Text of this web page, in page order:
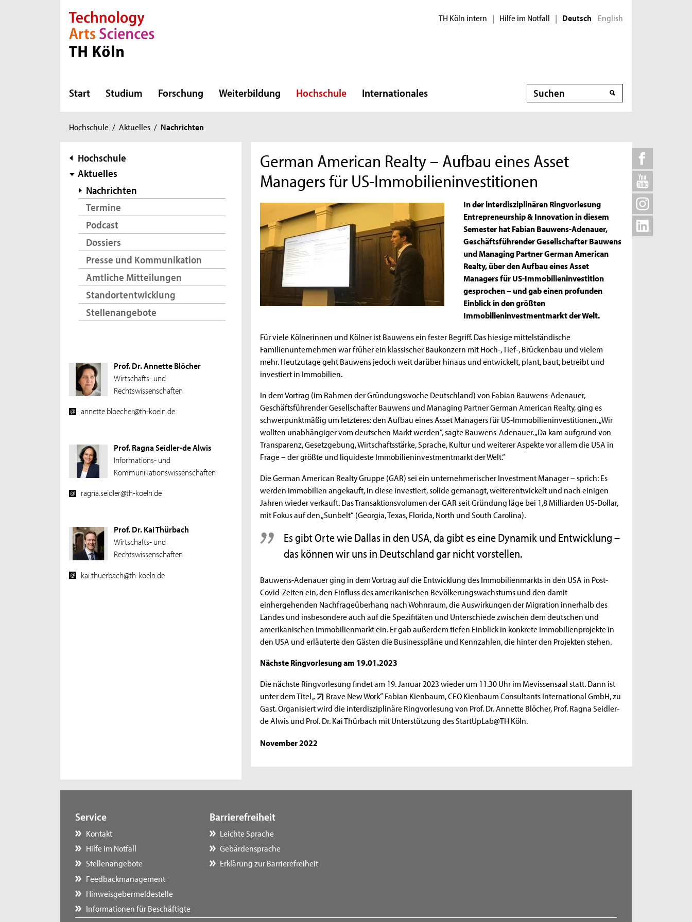
Direkt zur Hauptnavigation
Direkt zur Subnavigation
Direkt zum Inhalt
Direkt zum Fußbereich TH Köln intern | Hilfe im Notfall | Deutsch English
Start Studium Forschung Weiterbildung Hochschule Internationales Suche
Sie
hier:
Hochschule / Aktuelles / Nachrichten
Subnavigation
Hochschule
Aktuelles
Nachrichten
Termine
Podcast
Dossiers
Presse und Kommunikation
Amtliche Mitteilungen
Standortentwicklung
Stellenangebote
Prof. Dr. Annette Blöcher
Wirtschafts- und
Rechtswissenschaften
annette.bloecher@th-koeln.de
Prof. Ragna Seidler-de Alwis
Informations- und
Kommunikationswissenschaften
ragna.seidler@th-koeln.de
Prof. Dr. Kai Thürbach
Wirtschafts- und
Rechtswissenschaften
kai.thuerbach@th-koeln.de
German American Realty – Aufbau eines Asset
Managers für US-Immobilieninvestitionen
In der interdisziplinären Ringvorlesung
Entrepreneurship & Innovation in diesem
Semester hat Fabian Bauwens-Adenauer,
Geschäftsführender Gesellschafter Bauwens
und Managing Partner German American
Realty, über den Aufbau eines Asset
Managers für US-Immobilieninvestition
gesprochen – und gab einen profunden
Einblick in den größten
Immobilieninvestmentmarkt der Welt.
Für viele Kölnerinnen und Kölner ist Bauwens ein fester Begriff. Das hiesige mittelständische
Familienunternehmen war früher ein klassischer Baukonzern mit Hoch-, Tief-, Brückenbau und vielem
mehr. Heutzutage geht Bauwens jedoch weit darüber hinaus und entwickelt, plant, baut, betreibt und
investiert in Immobilien.
In dem Vortrag (im Rahmen der Gründungswoche Deutschland) von Fabian Bauwens-Adenauer,
Geschäftsführender Gesellschafter Bauwens und Managing Partner German American Realty, ging es
schwerpunktmäßig um letzteres: den Aufbau eines Asset Managers für US-Immobilieninvestitionen. „Wir
wollten unabhängiger vom deutschen Markt werden“, sagte Bauwens-Adenauer. „Da kam aufgrund von
Transparenz, Gesetzgebung, Wirtschaftsstärke, Sprache, Kultur und weiterer Aspekte vor allem die USA in
Frage – der größte und liquideste Immobilieninvestmentmarkt der Welt.“
Die German American Realty Gruppe (GAR) sei ein unternehmerischer Investment Manager – sprich: Es
werden Immobilien angekauft, in diese investiert, solide gemanagt, weiterentwickelt und nach einigen
Jahren wieder verkauft. Das Transaktionsvolumen der GAR seit Gründung läge bei 1,8 Milliarden US-Dollar,
mit Fokus auf den „Sunbelt“ (Georgia, Texas, Florida, North und South Carolina).
Es gibt Orte wie Dallas in den USA, da gibt es eine Dynamik und Entwicklung –
das können wir uns in Deutschland gar nicht vorstellen.
Bauwens-Adenauer ging in dem Vortrag auf die Entwicklung des Immobilienmarkts in den USA in Post-
Covid-Zeiten ein, den Einfluss des amerikanischen Bevölkerungswachstums und den damit
einhergehenden Nachfrageüberhang nach Wohnraum, die Auswirkungen der Migration innerhalb des
Landes und insbesondere auch auf die Spezifitäten und Unterschiede zwischen dem deutschen und
amerikanischen Immobilienmarkt ein. Er gab außerdem tiefen Einblick in konkrete Immobilienprojekte in
den USA und erläuterte den Gästen die Businesspläne und Kennzahlen, die hinter den Projekten stehen.
Nächste Ringvorlesung am 19.01.2023
Die nächste Ringvorlesung findet am 19. Januar 2023 wieder um 11.30 Uhr im Mevissensaal statt. Dann ist
unter dem Titel „
Brave New Work“ Fabian Kienbaum, CEO Kienbaum Consultants International GmbH, zu
Gast. Organisiert wird die interdisziplinäre Ringvorlesung von Prof. Dr. Annette Blöcher, Prof. Ragna Seidler-
de Alwis und Prof. Dr. Kai Thürbach mit Unterstützung des StartUpLab@TH Köln.
November 2022
Service
Kontakt
Hilfe im Notfall
Stellenangebote
Feedbackmanagement
Hinweisgebermeldestelle
Informationen für Beschäftigte
Barrierefreiheit
Leichte Sprache
Gebärdensprache
Erklärung zur Barrierefreiheit